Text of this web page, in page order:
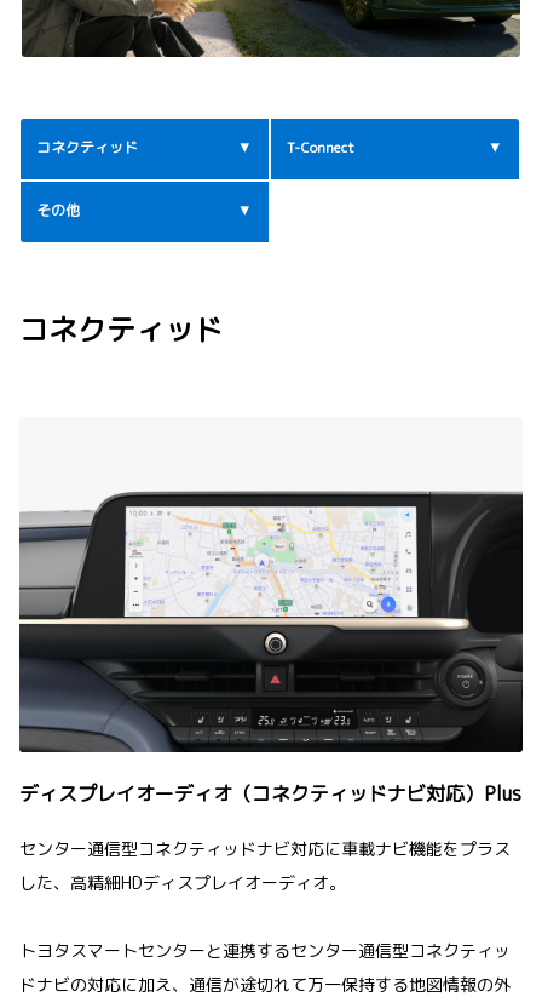
コネクティッド T-Connect
その他
コネクティッド
ディスプレイオーディオ（コネクティッドナビ対応）Plus
センター通信型コネクティッドナビ対応に車載ナビ機能をプラス
した、高精細HDディスプレイオーディオ。
トヨタスマートセンターと連携するセンター通信型コネクティッ
ドナビの対応に加え、通信が途切れて万一保持する地図情報の外